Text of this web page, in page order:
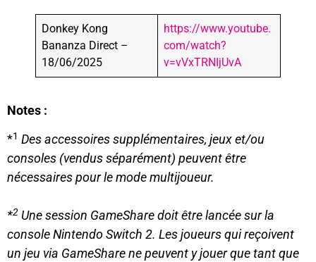
Donkey Kong
Bananza Direct –
18/06/2025
https://www.youtube.
com/watch?
v=vVxTRNIjUvA
Notes :
*1 Des accessoires supplémentaires, jeux et/ou
consoles (vendus séparément) peuvent être
nécessaires pour le mode multijoueur.
*2 Une session GameShare doit être lancée sur la
console Nintendo Switch 2. Les joueurs qui reçoivent
un jeu via GameShare ne peuvent y jouer que tant que